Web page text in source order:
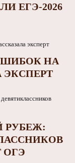
ЕГЭ-2026
НА
ЭКСПЕРТ
РУБЕЖ:
ОГЭ